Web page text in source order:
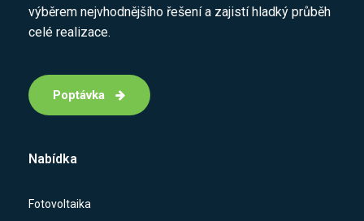
výběrem nejvhodnějšího řešení a zajistí hladký průběh
celé realizace.
Poptávka
Nabídka
Fotovoltaika